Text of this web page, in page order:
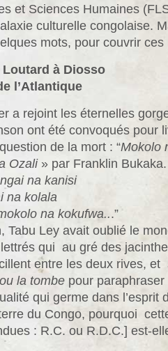
et Sciences Humaines
culturelle congolaise.
mots, pour couvrir
à Diosso
l’Atlantique
a rejoint les éternelles
ont été convoqués pour
de la mort : “Mokolo
Ozali» par Franklin Bukaka.
na kanisi
na kolala
na kokufwa...”
Tabu Ley avait oublié le
qui au gré des
entre les deux rives,
la tombe pour
qui germe dans l’esprit
du Congo, pourquoi
: R.C. ou R.D.C.] est-